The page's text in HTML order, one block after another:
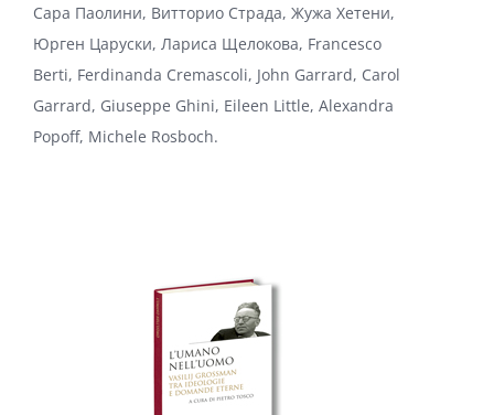
Сара Паолини, Витторио Страда, Жужа Хетени,
Юрген Царуски, Лариса Щелокова, Francesco
Berti, Ferdinanda Cremascoli, John Garrard, Carol
Garrard, Giuseppe Ghini, Eileen Little, Alexandra
Popoff, Michele Rosboch.